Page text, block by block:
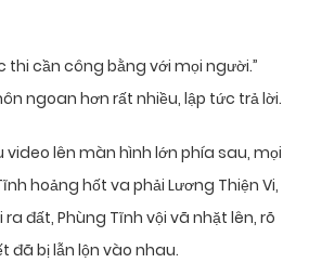
thi cần công bằng với mọi người.”
ngoan hơn rất nhiều, lập tức trả lời.
video lên màn hình lớn phía sau, mọi
hoảng hốt va phải Lương Thiện Vi,
đất, Phùng Tĩnh vội vã nhặt lên, rõ
đã bị lẫn lộn vào nhau.